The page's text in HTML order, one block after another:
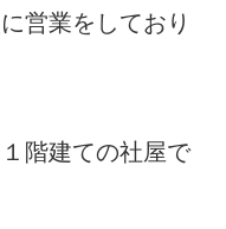
営業をしており
階建ての社屋で